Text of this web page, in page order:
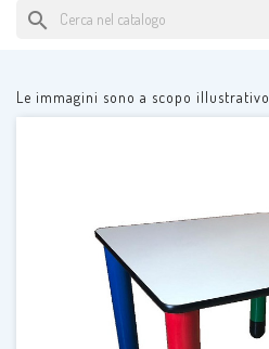
search
Le immagini sono a scopo illustrativo.